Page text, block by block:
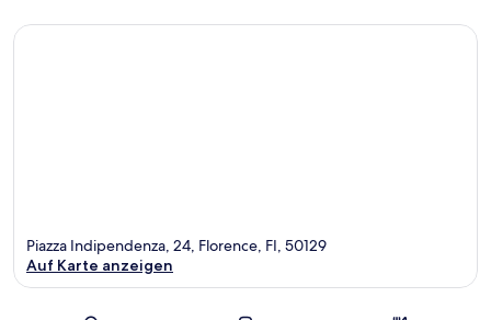
Piazza Indipendenza, 24, Florence, FI, 50129
Auf Karte anzeigen